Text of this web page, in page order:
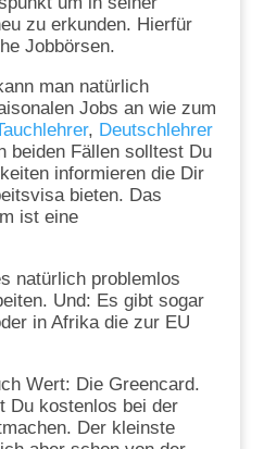
zu erkunden. Hierfür
Jobbörsen.
man natürlich
Jobs an wie zum
, Deutschlehrer
beiden Fällen solltest Du
informieren die Dir
bieten. Das
ist eine
natürlich problemlos
Und: Es gibt sogar
in Afrika die zur EU
Wert: Die Greencard.
Du kostenlos bei der
Der kleinste